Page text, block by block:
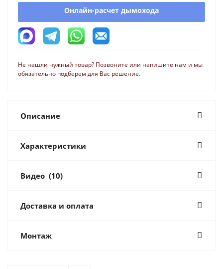
Онлайн-расчет дымохода
Не нашли нужный товар? Позвоните или напишите нам и мы
обязательно подберем для Вас решение.
Описание
Характеристики
Видео (10)
Доставка и оплата
Монтаж